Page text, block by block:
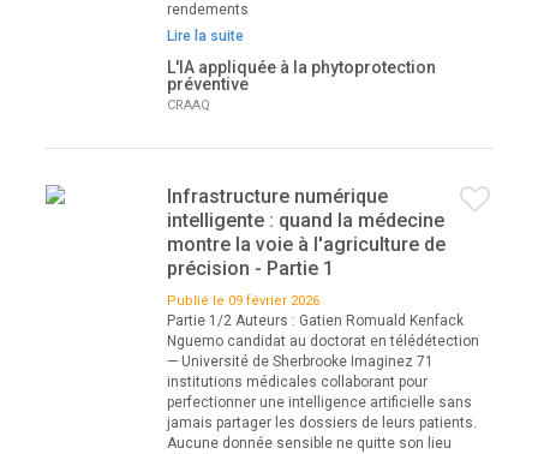
rendements
Lire la suite
L'IA appliquée à la phytoprotection
préventive
CRAAQ
Infrastructure numérique
intelligente : quand la médecine
montre la voie à l'agriculture de
précision - Partie 1
Publié le 09 février 2026
Partie 1/2 Auteurs : Gatien Romuald Kenfack
Nguemo candidat au doctorat en télédétection
— Université de Sherbrooke Imaginez 71
institutions médicales collaborant pour
perfectionner une intelligence artificielle sans
jamais partager les dossiers de leurs patients.
Aucune donnée sensible ne quitte son lieu